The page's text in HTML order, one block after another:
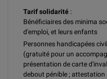
Tarif solidarité :
Bénéficiaires des minima
d'emploi, et leurs enfants
Personnes handicapées
(gratuité pour un
présentation de carte
debout pénible ; attestation